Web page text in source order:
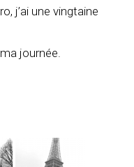
j’ai une vingtaine
journée.